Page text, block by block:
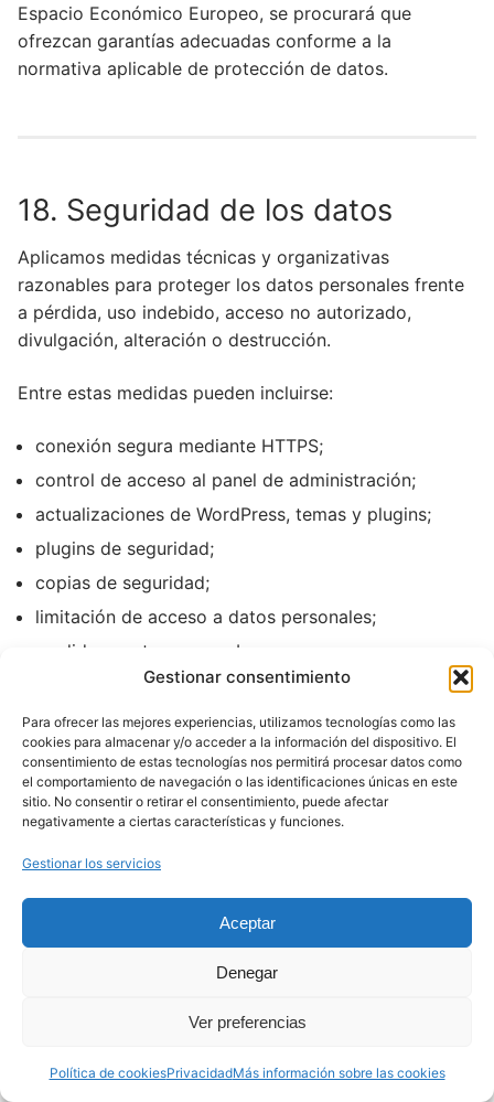
Gestionar consentimiento
Para ofrecer las mejores experiencias, utilizamos tecnologías como las
cookies para almacenar y/o acceder a la información del dispositivo. El
consentimiento de estas tecnologías nos permitirá procesar datos como
el comportamiento de navegación o las identificaciones únicas en este
sitio. No consentir o retirar el consentimiento, puede afectar
negativamente a ciertas características y funciones.
Gestionar los servicios
Aceptar
Denegar
Ver preferencias
Política de cookiesPrivacidadMás información sobre las cookies
Espacio Económico Europeo, se procurará que
ofrezcan garantías adecuadas conforme a la
normativa aplicable de protección de datos.
18. Seguridad de los datos
Aplicamos medidas técnicas y organizativas
razonables para proteger los datos personales frente
a pérdida, uso indebido, acceso no autorizado,
divulgación, alteración o destrucción.
Entre estas medidas pueden incluirse:
conexión segura mediante HTTPS;
control de acceso al panel de administración;
actualizaciones de WordPress, temas y plugins;
plugins de seguridad;
copias de seguridad;
limitación de acceso a datos personales;
medidas contra spam, abuso o accesos no
Ningún sistema es completamente infalible, pero se
adoptan medidas razonables para mantener la
seguridad de la web y de los datos tratados.
19. Brechas de seguridad
En caso de detectar una brecha de seguridad que
alcance, se tomarán medidas para reducir sus efectos
y, cuando sea legalmente necesario, se notificará a la